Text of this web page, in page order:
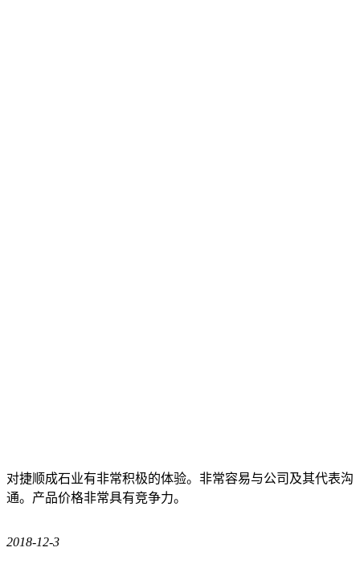
对捷顺成石业有非常积极的体验。非常容易与公司及其代表沟
通。产品价格非常具有竞争力。
2018-12-3